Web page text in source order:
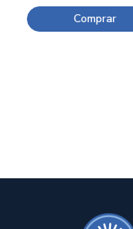
Comprar